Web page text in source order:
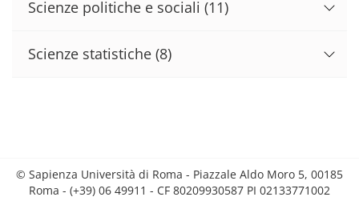
Scienze politiche e sociali (11)
Scienze statistiche (8)
© Sapienza Università di Roma - Piazzale Aldo Moro 5, 00185
Roma - (+39) 06 49911 - CF 80209930587 PI 02133771002